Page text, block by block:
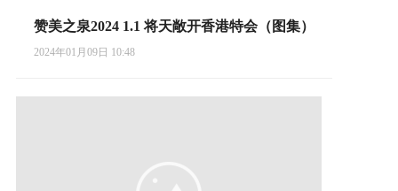
赞美之泉2024 1.1 将天敞开香港特会（图集）
2024年01月09日 10:48